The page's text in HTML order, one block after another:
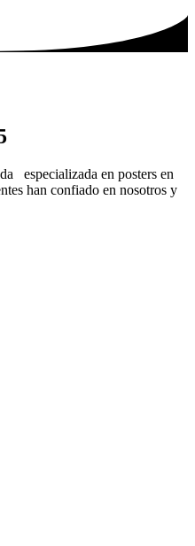
especializada en posters en
han confiado en nosotros y